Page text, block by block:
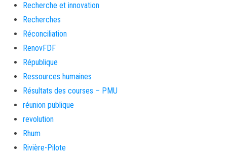
Recherche et innovation
Recherches
Réconciliation
RenovFDF
République
Ressources humaines
Résultats des courses – PMU
réunion publique
revolution
Rhum
Rivière-Pilote